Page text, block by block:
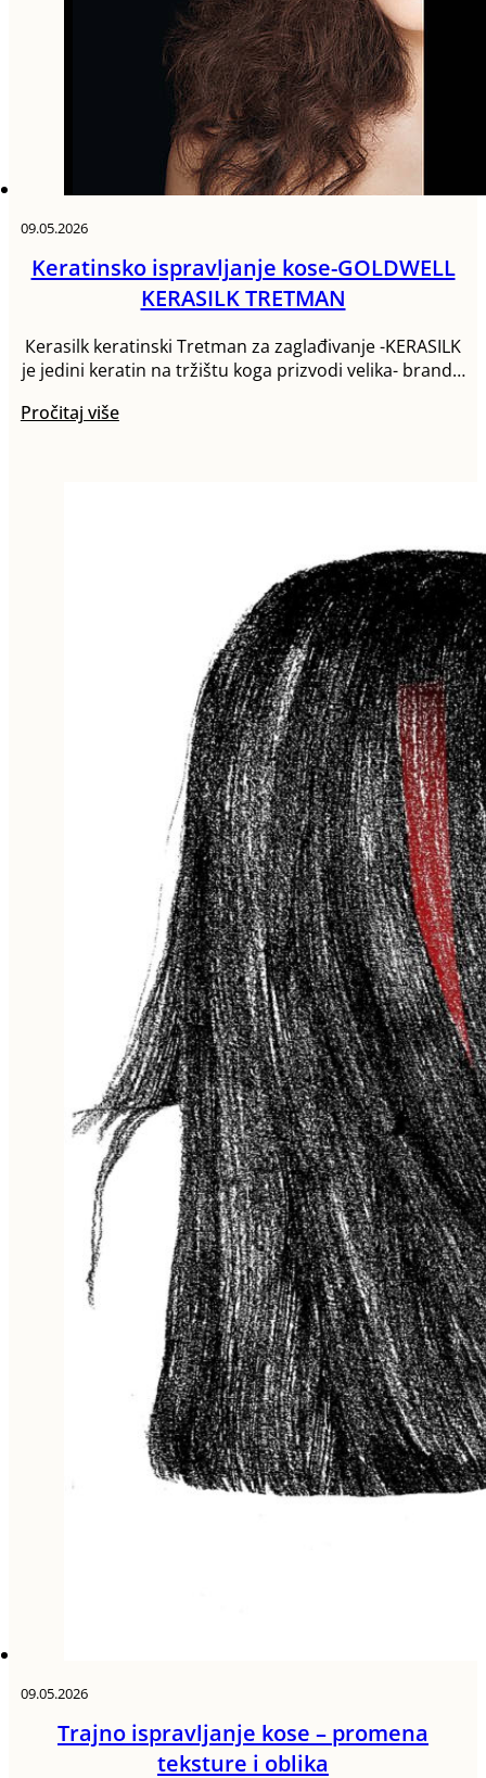
09.05.2026
Keratinsko ispravljanje kose-GOLDWELL
KERASILK TRETMAN
Кerasilk keratinski Tretman za zaglađivanje -KERASILK
je jedini keratin na tržištu koga prizvodi velika- brand…
Pročitaj više
09.05.2026
Trajno ispravljanje kose – promena
teksture i oblika